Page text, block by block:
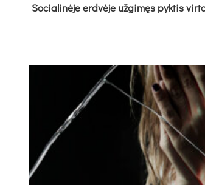
So­cia­li­nė­je erd­vė­je už­gi­męs pyk­tis